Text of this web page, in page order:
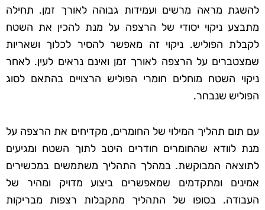
להשגת מראה מרשים ועמידות גבוהה לאורך זמן. תחילה
מתבצע ניקוי יסודי של הרצפה על מנת להכין את השטח
לקבלת הפוליש. ניקוי זה מאפשר להסיר לכלוך ושאריות
שמצטברים על הרצפה לאורך זמן ואינם נראים לעין. לאחר
ניקוי השטח מוחלים חומרי הפוליש הרצויים בהתאם לסוג
הפוליש שנבחר.
עם תום תהליך המילוי של החומרים, מקדיחים את הרצפה על
מנת לוודא שהחומרים חודרים היטב לתוך השטח ומגיעים
לתוצאה המבוקשת. במהלך התהליך משתמשים במכשירים
אמינים ומתקדמים שמאפשרים ביצוע מדויק ומהיר של
העבודה. בסופו של התהליך מתקבלות רצפות מבריקות